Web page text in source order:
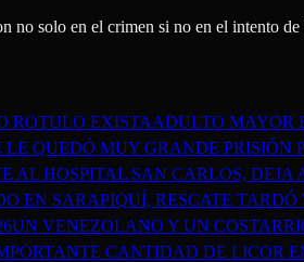
no solo en el crimen si no en el intento
ROTULO EXISTAADULTO MAYOR
QUEDÓ MUY GRANDE
AL HOSPITAL SAN CARLOS,
EN SARAPIQUÍ, RESCATE TARDÓ
UN VENEZOLANO Y UN
CANTIDAD DE LICOR